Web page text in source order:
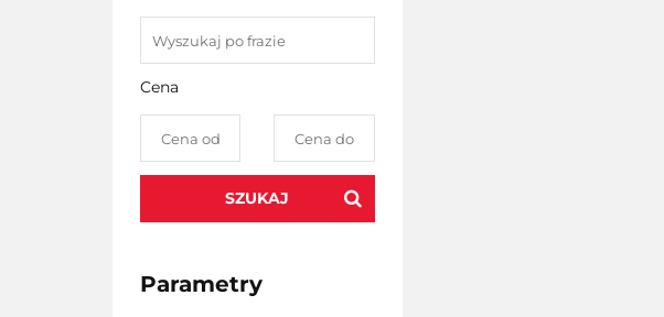
Cena
SZUKAJ
Parametry